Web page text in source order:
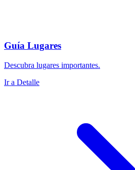
Guía Lugares
Descubra lugares importantes.
Ir a Detalle